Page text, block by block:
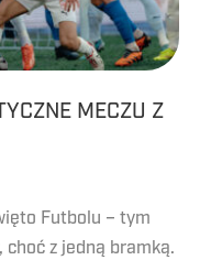
MECZU Z
Futbolu – tym
choć z jedną bramką.